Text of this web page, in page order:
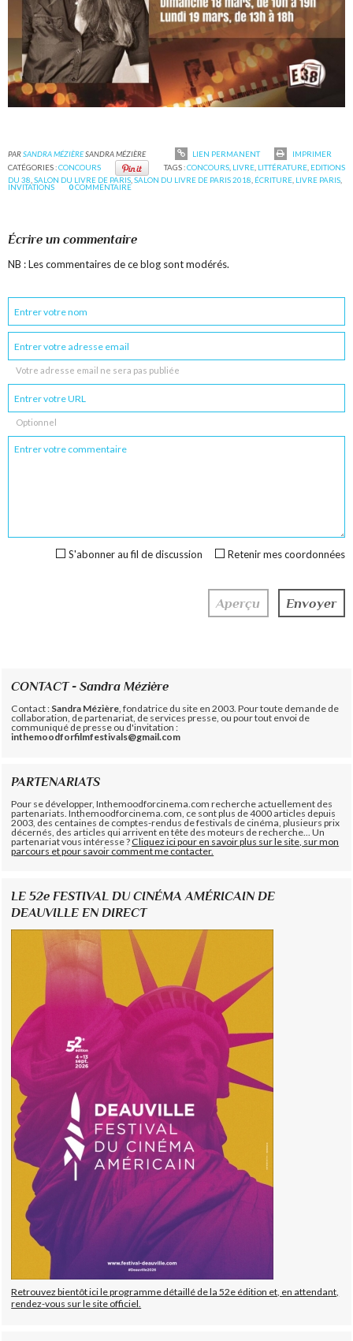
PARSANDRA MÉZIÈRESANDRA MÉZIÈRE LIEN PERMANENT
IMPRIMER
CATÉGORIES :CONCOURS TAGS :CONCOURS, LIVRE, LITTÉRATURE, EDITIONS
DU 38 ,SALON DU LIVRE DE PARIS ,SALON DU LIVRE DE PARIS 2018 ÉCRITURE LIVRE PARIS
INVITATIONS 0COMMENTAIRE
Écrire un commentaire
NB : Les commentaires de ce blog sont modérés.
Votre adresse email ne sera pas publiée
Optionnel
Retenir mes coordonnées
S'abonner au fil de discussion
CONTACT - Sandra Mézière
Contact : Sandra Mézière , fondatrice du site en 2003. Pour toute demande de
collaboration, de partenariat, de services presse, ou pour tout envoi de
communiqué de presse ou d'invitation :
inthemoodforfilmfestivals@gmail.com
PARTENARIATS
Pour se développer, Inthemoodforcinema.com recherche actuellement des
partenariats. Inthemoodforcinema.com, ce sont plus de 4000 articles depuis
2003, des centaines de comptes-rendus de festivals de cinéma, plusieurs prix
décernés, des articles qui arrivent en tête des moteurs de recherche... Un
partenariat vous intéresse ?Cliquez ici pour en savoir plus sur le site, sur mon
parcours et pour savoir comment me contacter.
LE 52e FESTIVAL DU CINÉMA AMÉRICAIN DE
DEAUVILLE EN DIRECT
Retrouvez bientôt ici le programme détaillé de la 52e édition et, en attendant,
rendez-vous sur le site officiel.